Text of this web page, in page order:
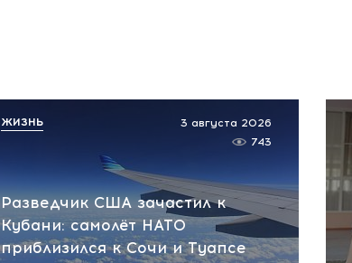
Разведчик США зачастил к
Кубани: самолёт НАТО
приблизился к Сочи и Туапсе
3 августа 2026
743
ЖИЗНЬ